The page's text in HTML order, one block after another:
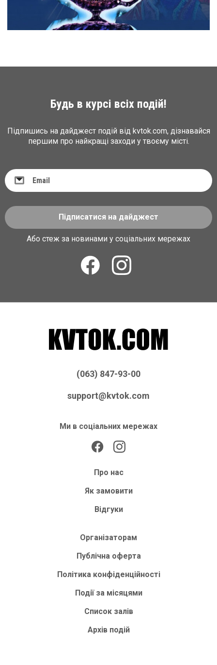
Будь в курсі всіх подій!
Підпишись на дайджест подій від kvtok.com, дізнавайся
першим про найкращі заходи у твоєму місті.
Підписатися на дайджест
Або стеж за новинами у соціальних мережах
(063) 847-93-00
support@kvtok.com
Ми в соціальних мережах
Про нас
Як замовити
Відгуки
Організаторам
Публічна оферта
Політика конфіденційності
Події за місяцями
Список залів
Архів подій